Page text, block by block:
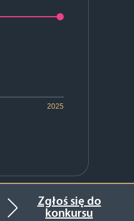
Zgłoś się do
konkursu
2025